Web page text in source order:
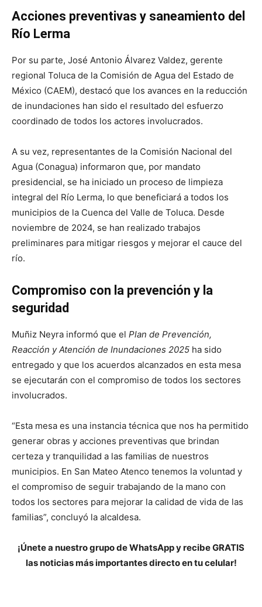
Acciones preventivas y saneamiento del
Río Lerma
Por su parte, José Antonio Álvarez Valdez, gerente
regional Toluca de la Comisión de Agua del Estado de
México (CAEM), destacó que los avances en la reducción
de inundaciones han sido el resultado del esfuerzo
coordinado de todos los actores involucrados.
A su vez, representantes de la Comisión Nacional del
Agua (Conagua) informaron que, por mandato
presidencial, se ha iniciado un proceso de limpieza
integral del Río Lerma, lo que beneficiará a todos los
municipios de la Cuenca del Valle de Toluca. Desde
noviembre de 2024, se han realizado trabajos
preliminares para mitigar riesgos y mejorar el cauce del
río.
Compromiso con la prevención y la
seguridad
Muñiz Neyra informó que el Plan de Prevención,
Reacción y Atención de Inundaciones 2025 ha sido
entregado y que los acuerdos alcanzados en esta mesa
se ejecutarán con el compromiso de todos los sectores
involucrados.
“Esta mesa es una instancia técnica que nos ha permitido
generar obras y acciones preventivas que brindan
certeza y tranquilidad a las familias de nuestros
municipios. En San Mateo Atenco tenemos la voluntad y
el compromiso de seguir trabajando de la mano con
todos los sectores para mejorar la calidad de vida de las
familias”, concluyó la alcaldesa.
¡Únete a nuestro grupo de WhatsApp y recibe GRATIS
las noticias más importantes directo en tu celular!